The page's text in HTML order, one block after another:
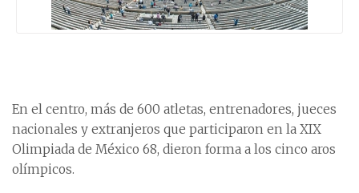
En el centro, más de 600 atletas, entrenadores, jueces
nacionales y extranjeros que participaron en la XIX
Olimpiada de México 68, dieron forma a los cinco aros
olímpicos.